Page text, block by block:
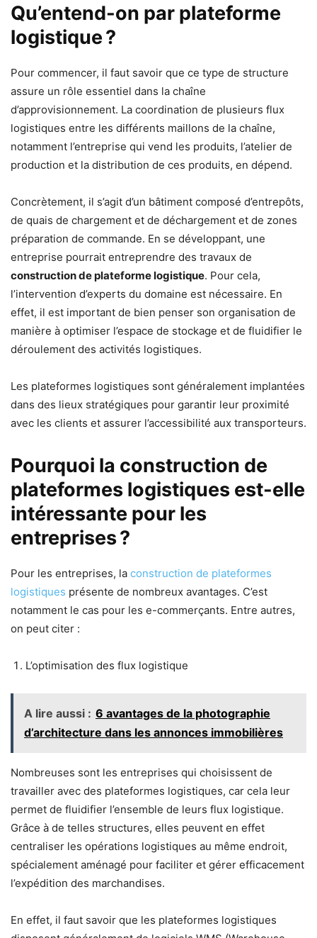
Qu’entend-on par plateforme
logistique ?
Pour commencer, il faut savoir que ce type de structure
assure un rôle essentiel dans la chaîne
d’approvisionnement. La coordination de plusieurs flux
logistiques entre les différents maillons de la chaîne,
notamment l’entreprise qui vend les produits, l’atelier de
production et la distribution de ces produits, en dépend.
Concrètement, il s’agit d’un bâtiment composé d’entrepôts,
de quais de chargement et de déchargement et de zones
préparation de commande. En se développant, une
entreprise pourrait entreprendre des travaux de
construction de plateforme logistique. Pour cela,
l’intervention d’experts du domaine est nécessaire. En
effet, il est important de bien penser son organisation de
manière à optimiser l’espace de stockage et de fluidifier le
déroulement des activités logistiques.
Les plateformes logistiques sont généralement implantées
dans des lieux stratégiques pour garantir leur proximité
avec les clients et assurer l’accessibilité aux transporteurs.
Pourquoi la construction de
plateformes logistiques est-elle
intéressante pour les
entreprises ?
Pour les entreprises, la construction de plateformes
logistiques présente de nombreux avantages. C’est
notamment le cas pour les e-commerçants. Entre autres,
on peut citer :
L’optimisation des flux logistique
A lire aussi : 6 avantages de la photographie
d’architecture dans les annonces immobilières
Nombreuses sont les entreprises qui choisissent de
travailler avec des plateformes logistiques, car cela leur
permet de fluidifier l’ensemble de leurs flux logistique.
Grâce à de telles structures, elles peuvent en effet
centraliser les opérations logistiques au même endroit,
spécialement aménagé pour faciliter et gérer efficacement
l’expédition des marchandises.
En effet, il faut savoir que les plateformes logistiques